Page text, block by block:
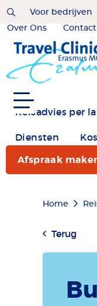
Overslaan
inhoud
gaan
HomeVoor bedrijven
Over Ons
Contact
Reisadvies per
Diensten
Afspraak
Home
Terug